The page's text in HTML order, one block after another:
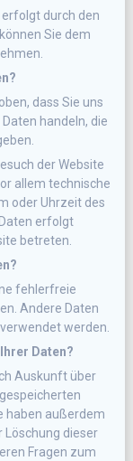
durch den
Sie dem
dass Sie uns
handeln, die
der Website
allem technische
oder Uhrzeit des
erfolgt
betreten.
fehlerfreie
Andere Daten
werden.
Daten?
Auskunft über
haben außerdem
Löschung dieser
Fragen zum